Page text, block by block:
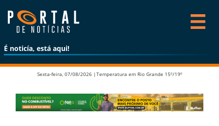
É noticía, está aqui!
Sexta-feira, 07/08/2026 | Temperatura em Rio Grande 15º/19º